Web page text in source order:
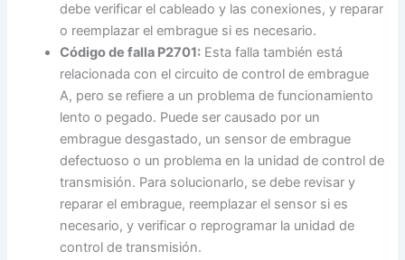
debe verificar el cableado y las conexiones, y reparar
o reemplazar el embrague si es necesario.
Código de falla P2701: Esta falla también está
relacionada con el circuito de control de embrague
A, pero se refiere a un problema de funcionamiento
lento o pegado. Puede ser causado por un
embrague desgastado, un sensor de embrague
defectuoso o un problema en la unidad de control de
transmisión. Para solucionarlo, se debe revisar y
reparar el embrague, reemplazar el sensor si es
necesario, y verificar o reprogramar la unidad de
control de transmisión.